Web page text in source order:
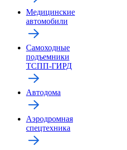
Медицинские
автомобили
Самоходные
подъемники
ТСПП-ГИРД
Автодома
Аэродромная
спецтехника